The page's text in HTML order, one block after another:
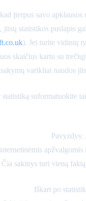
įterpus savo
jūsų statistikos puslapis
). Jei turite vidinių
skaičius kartu su
varikliai naudos
suformatuokite
Pavyzdys:
Čia sakinys turi vieną
Iškart po